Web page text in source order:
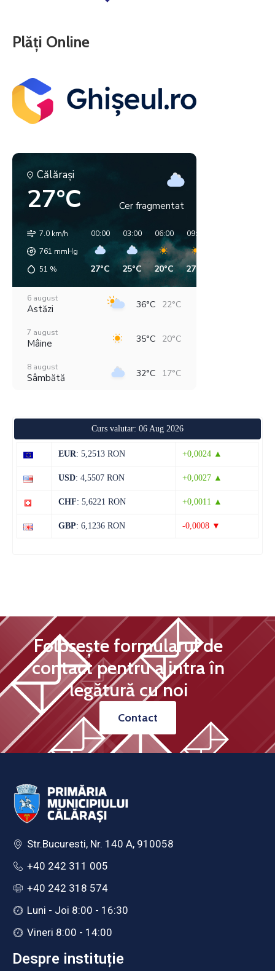
Plăți Online
Călăraşi
27°C Cer fragmentat
7.0 km/h
761 mmHg
51 %
00:00
27°C
03:00
25°C
06:00
20°C
09:00
27°C
6 august
Astăzi 36°C 22°C
7 august
Mâine 35°C 20°C
8 august
Sâmbătă 32°C 17°C
32°C 15°C
Marți
12 august
Curs valutar: 06 Aug 2026
EUR: 5,2513 RON +0,0024 ▲
USD: 4,5507 RON +0,0027 ▲
CHF: 5,6221 RON +0,0011 ▲
GBP: 6,1236 RON -0,0008 ▼
Folosește formularul de
contact pentru a intra în
legătură cu noi
Contact
Str.Bucuresti, Nr. 140 A, 910058
+40 242 311 005
+40 242 318 574
Luni - Joi 8:00 - 16:30
Vineri 8:00 - 14:00
Despre instituție